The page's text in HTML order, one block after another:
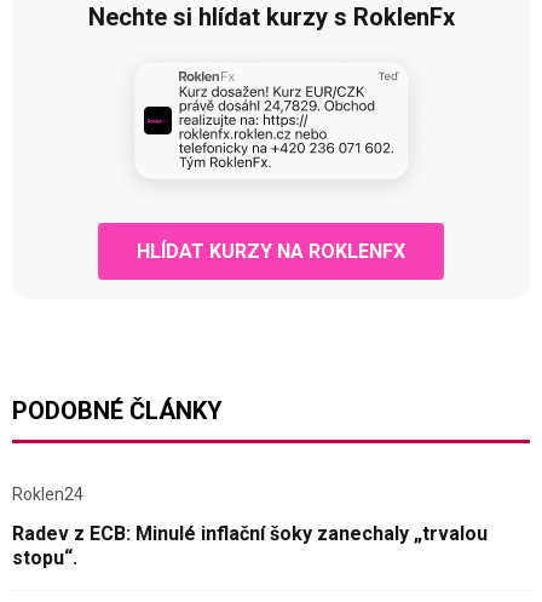
Nechte si hlídat kurzy s RoklenFx
HLÍDAT KURZY NA ROKLENFX
PODOBNÉ ČLÁNKY
Roklen24
Radev z ECB: Minulé inflační šoky zanechaly „trvalou
stopu“.